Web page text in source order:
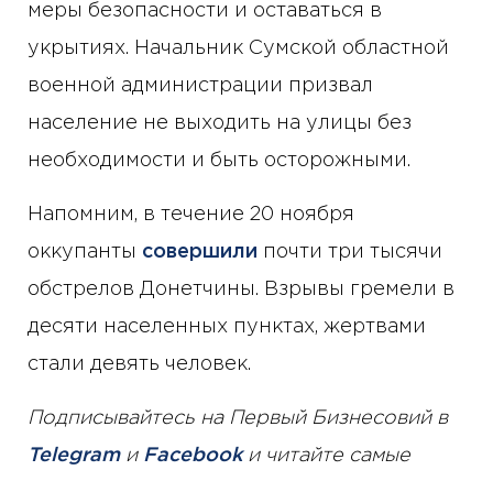
меры безопасности и оставаться в
укрытиях. Начальник Сумской областной
военной администрации призвал
население не выходить на улицы без
необходимости и быть осторожными.
Напомним, в течение 20 ноября
оккупанты совершили почти три тысячи
обстрелов Донетчины. Взрывы гремели в
десяти населенных пунктах, жертвами
стали девять человек.
Подписывайтесь на Первый Бизнесовий в
Telegramи Facebookи читайте самые